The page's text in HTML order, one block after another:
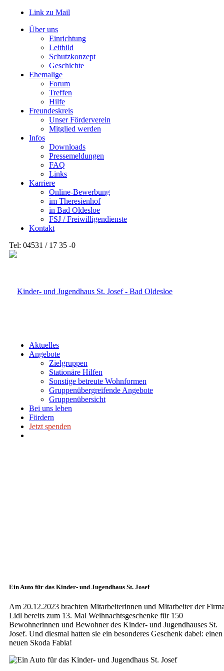
Link zu Mail
Über uns
Einrichtung
Leitbild
Schutzkonzept
Geschichte
Ehemalige
Forum
Treffen
Hilfe
Freundeskreis
Unser Förderverein
Mitglied werden
Infos
Downloads
Pressemeldungen
FAQ
Links
Karriere
Online-Bewerbung
im Theresienhof
in Bad Oldesloe
FSJ / Freiwilligendienste
Kontakt
Tel: 04531 / 17 35 -0
Aktuelles
Angebote
Zielgruppen
Stationäre Hilfen
Sonstige betreute Wohnformen
Gruppenübergreifende Angebote
Gruppenübersicht
Bei uns leben
Fördern
Jetzt spenden
Ein Auto für das Kinder- und Jugendhaus St. Josef
Am 20.12.2023 brachten Mitarbeiterinnen und Mitarbeiter der
Lidl bereits zum 13. Mal Weihnachtsgeschenke für 150
Bewohnerinnen und Bewohner des Kinder- und Jugendhauses St.
Josef. Und diesmal hatten sie ein besonderes Geschenk dabei: einen
neuen Skoda Fabia!